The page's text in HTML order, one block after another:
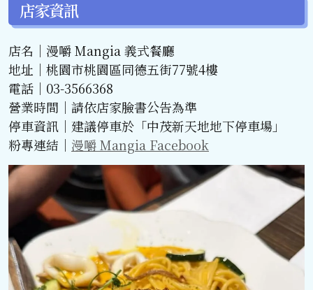
店家資訊
店名｜漫嚼 Mangia 義式餐廳
地址｜桃園市桃園區同德五街77號4樓
電話｜03-3566368
營業時間｜請依店家臉書公告為準
停車資訊｜建議停車於「中茂新天地地下停車場」
粉專連結｜ 漫嚼 Mangia Facebook